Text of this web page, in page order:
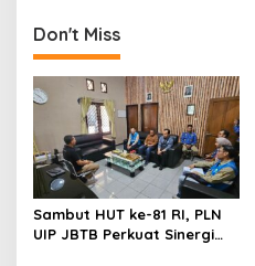
a
v
i
g
a
t
i
o
Don't Miss
Sambut HUT ke-81 RI, PLN
UIP JBTB Perkuat Sinergi